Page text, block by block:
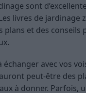
sont
livres de jardinage
plans et des conseils
échanger avec vos
peut-être des
à donner. Parfois,